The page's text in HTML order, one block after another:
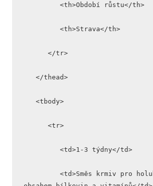
         <th>Období růstu</th>
         <th>Strava</th>
      </tr>
   </thead>
   <tbody>
      <tr>
         <td>1-3 týdny</td>